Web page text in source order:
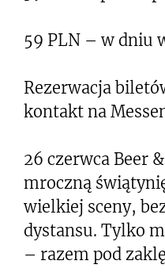
59 PLN – w dniu
Rezerwacja
kontakt na
26 czerwca Beer
mroczną
wielkiej sceny,
dystansu. Tylko
– razem pod